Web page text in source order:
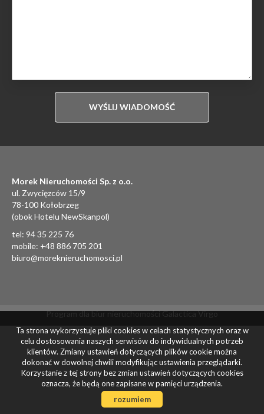
Morek Nieruchomości Sp. z o.o.
ul. Zwycięzców 15/9
78-100 Kołobrzeg
(obok Hotelu NewSkanpol)
tel: 94 35 225 76
mobile: +48 886 705 201
biuro@moreknieruchomosci.pl
Program dla biur nieruchomościGalactica Virgo
Ta strona wykorzystuje pliki cookies w celach statystycznych oraz w
celu dostosowania naszych serwisów do indywidualnych potrzeb
klientów. Zmiany ustawień dotyczących plików cookie można
dokonać w dowolnej chwili modyfikując ustawienia przeglądarki.
Korzystanie z tej strony bez zmian ustawień dotyczących cookies
oznacza, że będą one zapisane w pamięci urządzenia.
rozumiem